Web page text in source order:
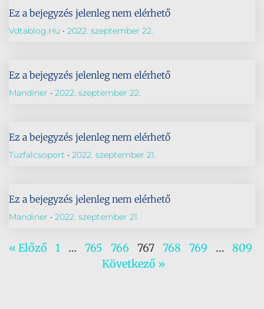
Ez a bejegyzés jelenleg nem elérhető
Vdtablog.hu 2022. szeptember 22.
Ez a bejegyzés jelenleg nem elérhető
Mandiner 2022. szeptember 22.
Ez a bejegyzés jelenleg nem elérhető
Tuzfalcsoport 2022. szeptember 21.
Ez a bejegyzés jelenleg nem elérhető
Mandiner 2022. szeptember 21.
« Előző 1 … 765 766 767 768 769 …
809
Következő »